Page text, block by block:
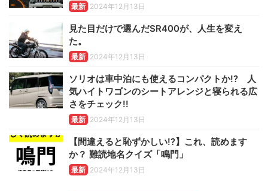
最新 2024年12月13日
見た目だけで選んだSR400が、人生を変え
た。
最新 2024年12月13日
ソリオは車中泊にも使えるコンパクトか!? 人
気ハイトワゴンのシートアレンジと寝られる広
さをチェック!!
最新 2024年12月13日
【間違えると恥ずかしい!?】これ、読めます
か？ 難読地名クイズ「鳴門」
最新 2024年12月13日